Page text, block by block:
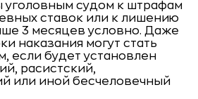
уголовным судом к штрафам
ставок или к лишению
3 месяцев условно. Даже
наказания могут стать
если будет установлен
расистский,
или иной бесчеловечный